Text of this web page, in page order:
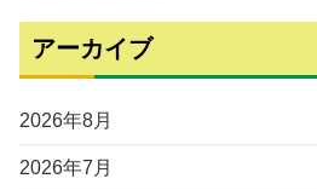
アーカイブ
2026年8月
2026年7月